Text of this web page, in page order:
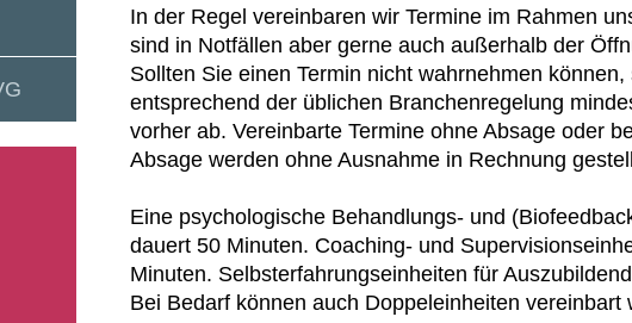
In der Regel vereinbaren wir Termine im Rahmen
sind in Notfällen aber gerne auch außerhalb der
Sollten Sie einen Termin nicht wahrnehmen
entsprechend der üblichen Branchenregelung
vorher ab. Vereinbarte Termine ohne Absage oder
Absage werden ohne Ausnahme in Rechnung
Eine psychologische Behandlungs- und
dauert 50 Minuten. Coaching- und
Minuten. Selbsterfahrungseinheiten für
Bei Bedarf können auch Doppeleinheiten vereinbart